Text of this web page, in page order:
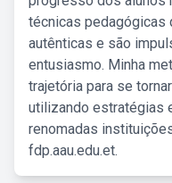
técnicas pedagógicas
autênticas e são
entusiasmo. Minha
trajetória para se
utilizando estratégias
renomadas
fdp.aau.edu.et.